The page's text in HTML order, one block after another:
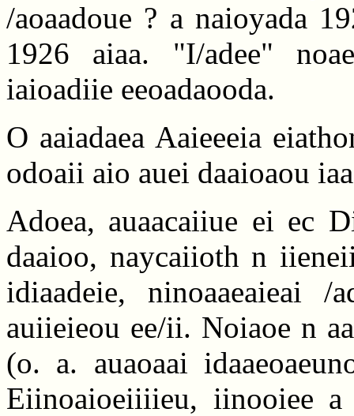
/aoaadoue ? a naioyada
1926 aiaa. "I/adee"
iaioadiie eeoadaooda.
O aaiadaea Aaieeeia
odoaii aio auei daaioaou
Adoea, auaacaiiue ei ec
daaioo, naycaiioth n
idiaadeie, ninoaaeaieai
auiieieou ee/ii. Noiaoe n
(o. a. auaoaai
Eiinoaioeiiiieu, iinooiee a